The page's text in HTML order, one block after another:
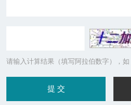
请输入计算结果（填写阿拉伯数字），